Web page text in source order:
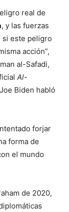
real de
, y las fuerzas
si este peligro
acción”,
al-Safadi,
Al-
Biden habló
forjar
forma de
el mundo
de 2020,